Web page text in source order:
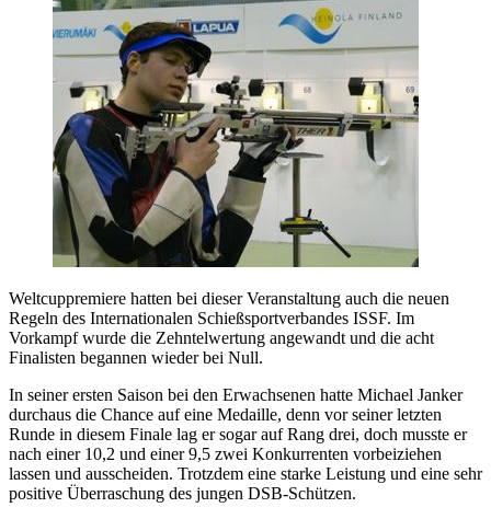
Weltcuppremiere hatten bei dieser Veranstaltung auch die neuen
Regeln des Internationalen Schießsportverbandes ISSF. Im
Vorkampf wurde die Zehntelwertung angewandt und die acht
Finalisten begannen wieder bei Null.
In seiner ersten Saison bei den Erwachsenen hatte Michael Janker
durchaus die Chance auf eine Medaille, denn vor seiner letzten
Runde in diesem Finale lag er sogar auf Rang drei, doch musste er
nach einer 10,2 und einer 9,5 zwei Konkurrenten vorbeiziehen
lassen und ausscheiden. Trotzdem eine starke Leistung und eine sehr
positive Überraschung des jungen DSB-Schützen.